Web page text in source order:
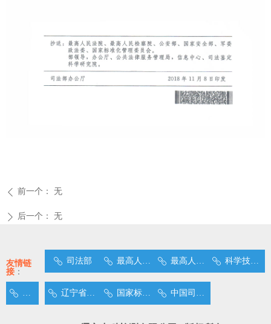
ꄴ 前一个： 无
ꄲ 后一个： 无
ꁓ 司法部 ꁓ 最高人民法院 ꁓ 最高人民检察院
ꁓ 国家标准化管理委员会
ꁓ 科学技术部
ꁓ 辽宁省司法厅
ꁓ 公安部
友情链
接 ：
ꁓ 中国司法鉴定